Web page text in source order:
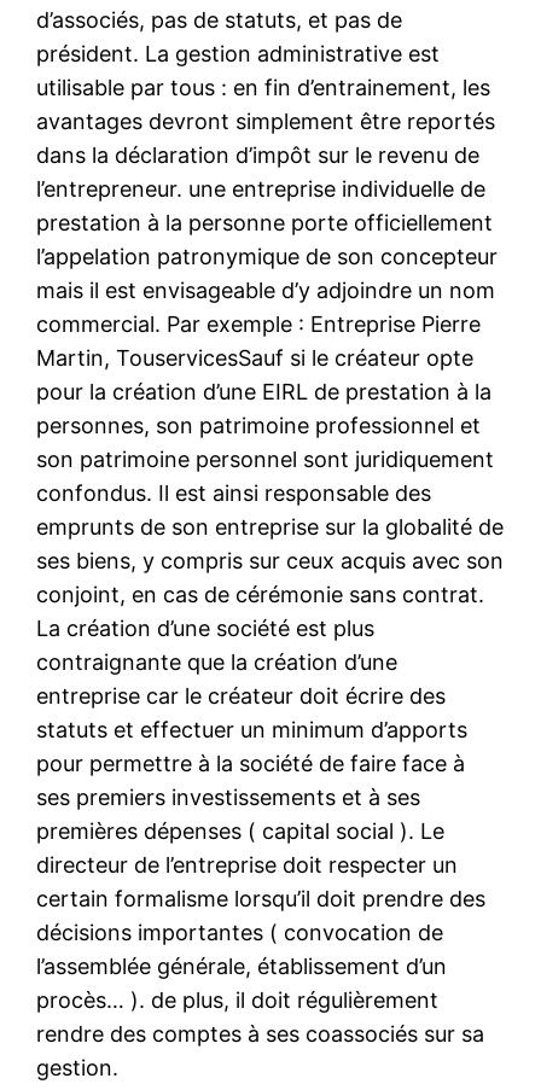
d’associés, pas de statuts, et pas de
président. La gestion administrative est
utilisable par tous : en fin d’entrainement, les
avantages devront simplement être reportés
dans la déclaration d’impôt sur le revenu de
l’entrepreneur. une entreprise individuelle de
prestation à la personne porte officiellement
l’appelation patronymique de son concepteur
mais il est envisageable d’y adjoindre un nom
commercial. Par exemple : Entreprise Pierre
Martin, TouservicesSauf si le créateur opte
pour la création d’une EIRL de prestation à la
personnes, son patrimoine professionnel et
son patrimoine personnel sont juridiquement
confondus. Il est ainsi responsable des
emprunts de son entreprise sur la globalité de
ses biens, y compris sur ceux acquis avec son
conjoint, en cas de cérémonie sans contrat.
La création d’une société est plus
contraignante que la création d’une
entreprise car le créateur doit écrire des
statuts et effectuer un minimum d’apports
pour permettre à la société de faire face à
ses premiers investissements et à ses
premières dépenses ( capital social ). Le
directeur de l’entreprise doit respecter un
certain formalisme lorsqu’il doit prendre des
décisions importantes ( convocation de
l’assemblée générale, établissement d’un
procès… ). de plus, il doit régulièrement
rendre des comptes à ses coassociés sur sa
gestion.